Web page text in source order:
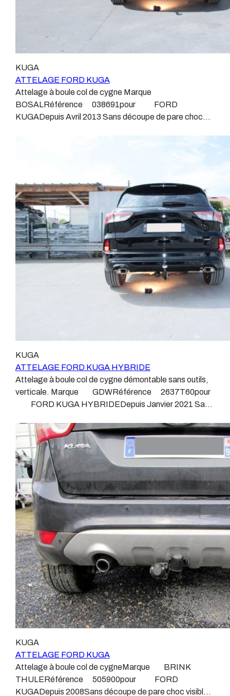
KUGA
ATTELAGE FORD KUGA
Attelage à boule col de cygne Marque
BOSALRéférence 038691pour FORD
KUGADepuis Avril 2013 Sans découpe de pare choc
attelages fabriqués à la demande dans l’atelier, autour
d’un poste à souder et d’un étau. L’évolution technique
et la normalisation sont passées par là. Maintenant un
attelage doit être homologué, c’est le cas de tous les
produits que nous proposons, sans exception ! Nous ne
travaillons qu’avec les marques homologuées à même
d’assurer le suivi de leurs produits :ATTELAGES
WESTFALIAATTELAGES SIARRATTELAGES
BRINKATTELAGES THULEATTELAGES
BOISNIERATTELAGES GDWATTELAGES
ARAGON Le faisceau électrique est devenu le produit
véhicule, il doit être prévu à cet effet, supporter les
vibrations et les contraintes auquel il peut être soumis.
Dans certains cas le faisceau connecté modifie la
gestion des assistances à la conduite type EPS, ABS,
…. Nous n’installons (quand ils existent) que des
faisceaux « d’origine », c'est-à-dire fabriqués
emplacements prévus et suivant les normes
constructeurs. En dehors de quelques rares cas, nous
ne montons jamais de faisceau appelé : adaptable,
universel, modulable, smart…., et quand nous le
faisons, s’il n’existe pas d’autre choix, nous utilisons le
plus haut de gamme du marché, le plus fiable et le plus
stable. Il faut savoir que le montage d’un faisceau non
conforme ou adaptable vous fera perdre tout recours et
toute garantie auprès du constructeur en cas de
défaillance. Ce genre de faisceau est souvent mal
monté, alimenté par les éclairages intérieurs et fait
courir de vrai risque technique à votre véhicule. Nous
n’intervenons pas sur les véhicules ayant ce type de
montage non conforme. Voilà pourquoi il est nécessaire
de confier la pose d'un attelage à un professionnel
agréé, habitué à poser des attelages et respectant les
normes, nous ne transigeons pas sur ces points. Les
Attelage pour voiture, crochet d’attelage, boule pour
voiture, attache remorque, attache voiture, attelage
camion, crochet voiture, attache auto, boule pour
remorque, boule d’arrimage, crochet d’attache.
KUGA
ATTELAGE FORD KUGA HYBRIDE
Attelage à boule col de cygne démontable sans outils,
verticale. Marque GDWRéférence 2637T60pour
FORD KUGA HYBRIDEDepuis Janvier 2021 Sans
Poids maxi tractable 2100 kgValeur S 120 kgPoids de
l'attelage Anhängerkupplung FORD KUGA HYBRIDE
Patrick Remorques se conjugue avec ATTELAGE
depuis 1968. Les temps ont changé depuis les premiers
attelages fabriqués à la demande dans l’atelier, autour
d’un poste à souder et d’un étau. L’évolution technique
et la normalisation sont passées par là. Maintenant un
attelage doit être homologué, c’est le cas de tous les
produits que nous proposons, sans exception ! Nous ne
travaillons qu’avec les marques homologuées à même
d’assurer le suivi de leurs produits :ATTELAGES
WESTFALIAATTELAGES SIARRATTELAGES
BRINKATTELAGES THULEATTELAGES
BOISNIERATTELAGES GDWATTELAGES
ARAGON Le faisceau électrique est devenu le produit
le plus technique, lui aussi est soumis à normalisation et
homologation. Le faisceau est connecté à votre
véhicule, il doit être prévu à cet effet, supporter les
vibrations et les contraintes auquel il peut être soumis.
Dans certains cas le faisceau connecté modifie la
gestion des assistances à la conduite type EPS, ABS,
…. Nous n’installons (quand ils existent) que des
KUGA
ATTELAGE FORD KUGA
Attelage à boule col de cygneMarque BRINK
THULERéférence 505900pour FORD
KUGADepuis 2008Sans découpe de pare choc visible,